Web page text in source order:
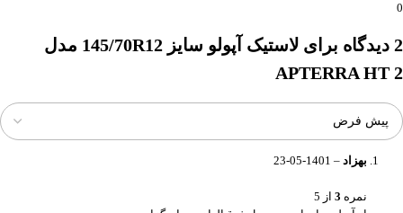
0
2 دیدگاه برای
لاستیک آپولو سایز 145/70R12 مدل
APTERRA HT 2
بهزاد –
1401-05-23
نمره 3 از 5